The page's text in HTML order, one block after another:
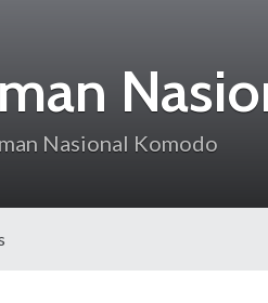
Nasional Komodo